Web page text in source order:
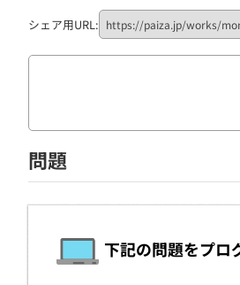
転職エージェント
シェア用URL:
問題
下記の問題をプロ